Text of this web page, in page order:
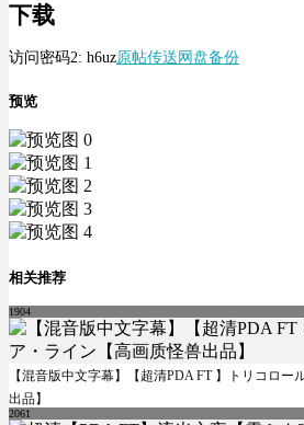
下载
访问密码2: h6uz原帖传送 网盘备份
预览
相关推荐
1904
【混音版中文字幕】【超清PDA FT 】トリコロ
出品】
2061